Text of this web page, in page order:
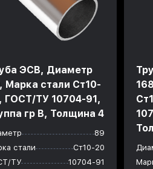
ЭСВ, Диаметр
Марка стали Ст10-
ГОСТ/ТУ 10704-91,
гр В, Толщина 4
89
стали
Ст10-20
ТУ
10704-91